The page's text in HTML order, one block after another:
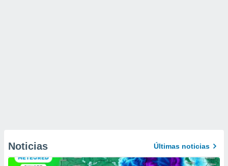
Noticias Últimas noticias